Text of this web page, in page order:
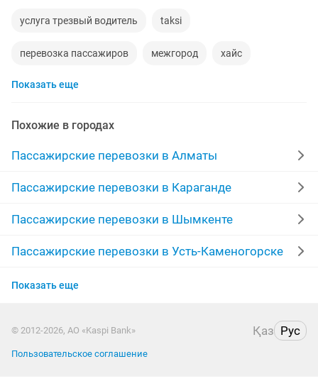
услуга трезвый водитель taksi
перевозка пассажиров межгород хайс
развозка персонала
минивэн аренда авто аренда водителей
свадьба водители перевозка межгород
любая работа со 7 чунджа горячие
транспортные услуги водитель личным
минивэн мест
Показать еще
Похожие в городах
Пассажирские перевозки в Алматы
Пассажирские перевозки в Караганде
Пассажирские перевозки в Шымкенте
Пассажирские перевозки в Усть-Каменогорске
Пассажирские перевозки в Актау
Пассажирские перевозки в Казахстане
Показать еще
© 2012-2026, АО «Kaspi Bank» Қаз Рус
Пользовательское соглашение